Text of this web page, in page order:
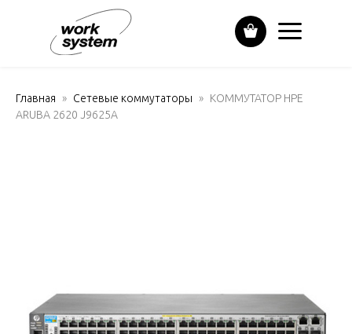
Главная Сетевые коммутаторы
КОММУТАТОР HPE
ARUBA 2620 J9625A